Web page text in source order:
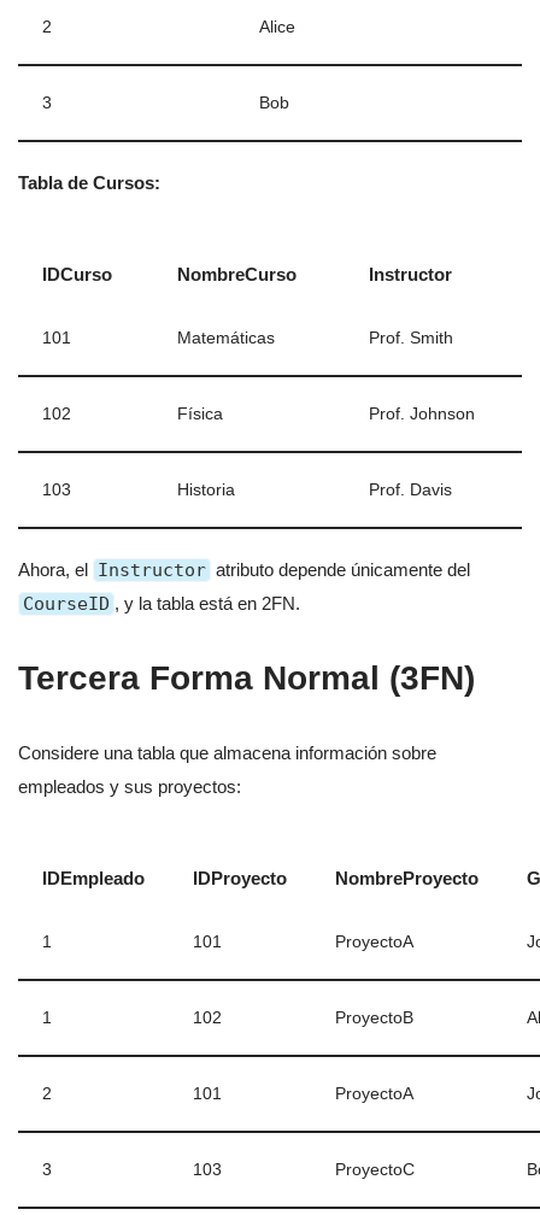
2 Alice
3 Bob
Tabla de Cursos:
IDCurso NombreCurso Instructor
101 Matemáticas Prof. Smith
102 Física Prof. Johnson
103 Historia Prof. Davis
Ahora, el Instructor atributo depende únicamente del
CourseID , y la tabla está en 2FN.
Tercera Forma Normal (3FN)
Considere una tabla que almacena información sobre
empleados y sus proyectos:
IDEmpleado IDProyecto NombreProyecto
1 101 ProyectoA
1 102 ProyectoB
2 101 ProyectoA
3 103 ProyectoC